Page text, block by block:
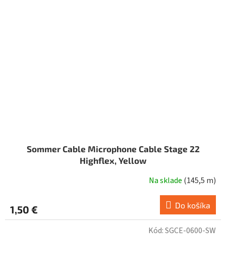
Sommer Cable Microphone Cable Stage 22
Highflex, Yellow
Na sklade (145,5 m)
1,50 € Do košíka
Kód:SGCE-0600-SW